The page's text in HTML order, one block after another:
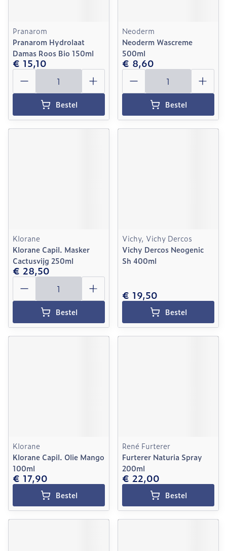
Pranarom
Pranarom Hydrolaat
Damas Roos Bio 150ml
€ 15,10
Aantal
Bestel
Neoderm
Neoderm Wascreme
500ml
€ 8,60
Aantal
Bestel
Klorane
Klorane Capil. Masker
Cactusvijg 250ml
€ 28,50
Aantal
Bestel
Vichy, Vichy Dercos
Vichy Dercos Neogenic
Sh 400ml
€ 19,50
Bestel
Klorane
Klorane Capil. Olie Mango
100ml
€ 17,90
Bestel
René Furterer
Furterer Naturia Spray
200ml
€ 22,00
Bestel